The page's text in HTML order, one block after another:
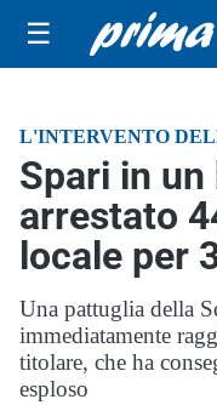
☰
L'INTERVENTO
Spari in
arrestato
locale per
Una pattuglia della
immediatamente
titolare, che ha
esploso